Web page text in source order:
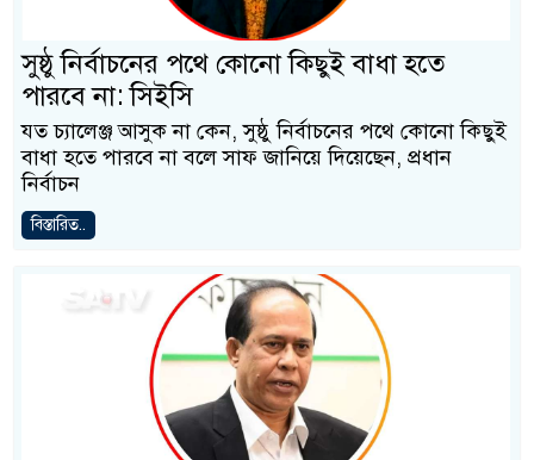
সুষ্ঠু নির্বাচনের পথে কোনো কিছুই বাধা হতে
পারবে না: সিইসি
যত চ্যালেঞ্জ আসুক না কেন, সুষ্ঠু নির্বাচনের পথে কোনো কিছুই
বাধা হতে পারবে না বলে সাফ জানিয়ে দিয়েছেন, প্রধান
নির্বাচন
বিস্তারিত..